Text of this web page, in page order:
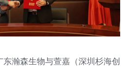
东瀚森生物与萱嘉（深圳杉海创